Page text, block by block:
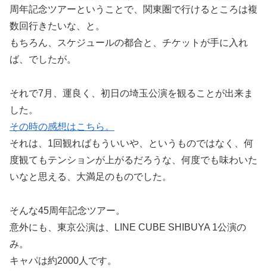
周年記念ツアーということで、関東圏で行けるところは複
数回行きたいな、と。
もちろん、スケジュールの都合と、チケットが手に入れ
ば、でしたが。
それで7月、運良く、初日の埼玉公演を観ることが出来ま
した。
その時の感想はこちら。
それは、1回観ればもういいや、というものではなく、何
度観てもテンションが上がるだろうな、何度でも味わいた
いなと思える、大満足のものでした。
そんな45周年記念ツアー。
意外にも、東京公演は、LINE CUBE SHIBUYA 1公演の
み。
キャパは約2000人です。